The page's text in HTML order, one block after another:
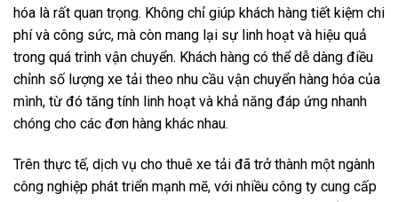
hóa là rất quan trọng. Không chỉ giúp khách hàng tiết kiệm chi
phí và công sức, mà còn mang lại sự linh hoạt và hiệu quả
trong quá trình vận chuyển. Khách hàng có thể dễ dàng điều
chỉnh số lượng xe tải theo nhu cầu vận chuyển hàng hóa của
mình, từ đó tăng tính linh hoạt và khả năng đáp ứng nhanh
chóng cho các đơn hàng khác nhau.
Trên thực tế, dịch vụ cho thuê xe tải đã trở thành một ngành
công nghiệp phát triển mạnh mẽ, với nhiều công ty cung cấp